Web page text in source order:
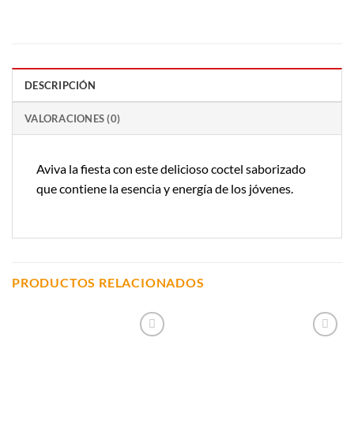
DESCRIPCIÓN
VALORACIONES (0)
Aviva la fiesta con este delicioso coctel saborizado
que contiene la esencia y energía de los jóvenes.
PRODUCTOS RELACIONADOS